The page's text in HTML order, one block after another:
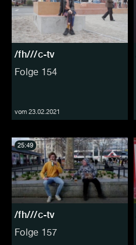
/fh///c-tv
Folge 154
vom 23.02.2021
/fh///c-tv
Folge 157
25:49